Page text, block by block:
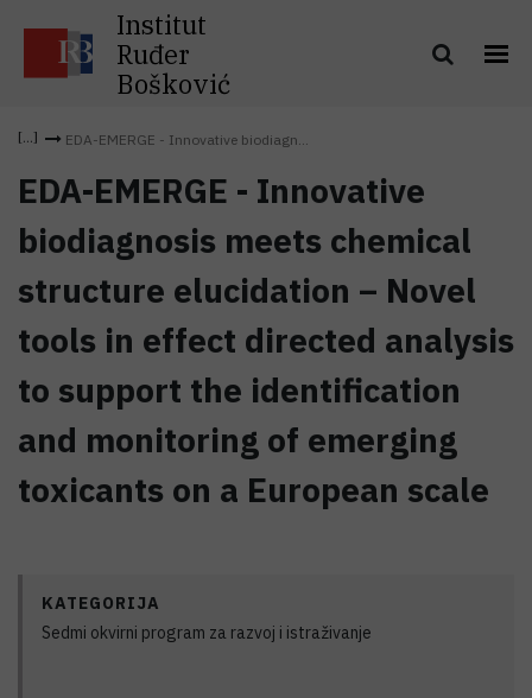
Institut
Ruđer
Bošković
EDA-EMERGE - Innovative biodiagn...
EDA-EMERGE - Innovative
biodiagnosis meets chemical
structure elucidation – Novel
tools in effect directed analysis
to support the identification
and monitoring of emerging
toxicants on a European scale
KATEGORIJA
Sedmi okvirni program za razvoj i istraživanje